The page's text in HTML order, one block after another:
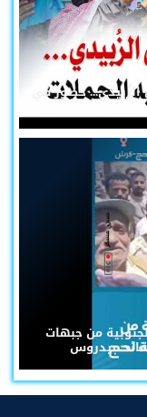
حضورٌ في
من جبهات
عيدروس